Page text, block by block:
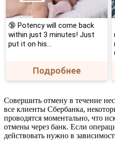
🔞 Potency will come back
within just 3 minutes! Just
put it on his…
Подробнее
Совершить отмену в течение
все клиенты Сбербанка,
проводятся моментально, что
отмены через банк. Если
действовать нужно в